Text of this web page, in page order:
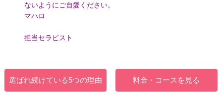
ないようにご自愛ください。
マハロ
担当セラピスト
選ばれ続けている5つの理由 料金・コースを見る